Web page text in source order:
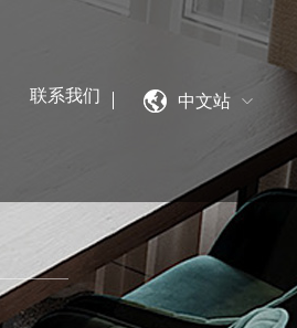
中文站
联系我们